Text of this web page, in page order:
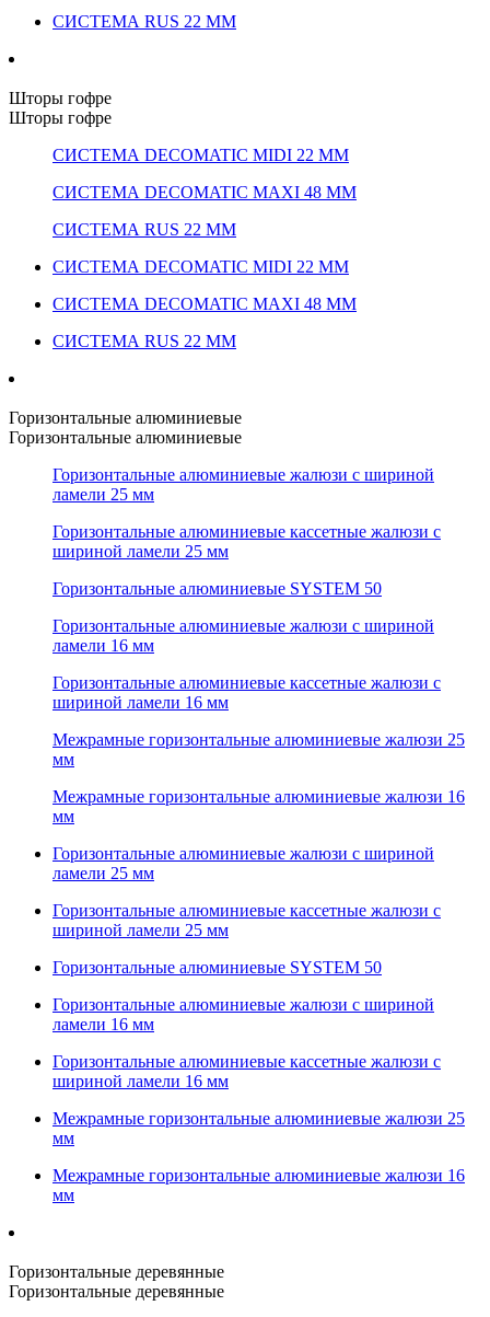
СИСТЕМА RUS 22 ММ
Шторы гофре
Шторы гофре
СИСТЕМА DECOMATIC MIDI 22 ММ
СИСТЕМА DECOMATIC MAXI 48 ММ
СИСТЕМА RUS 22 ММ
СИСТЕМА DECOMATIC MIDI 22 ММ
СИСТЕМА DECOMATIC MAXI 48 ММ
СИСТЕМА RUS 22 ММ
Горизонтальные алюминиевые
Горизонтальные алюминиевые
Горизонтальные алюминиевые жалюзи с шириной
ламели 25 мм
Горизонтальные алюминиевые кассетные жалюзи с
шириной ламели 25 мм
Горизонтальные алюминиевые SYSTEM 50
Горизонтальные алюминиевые жалюзи с шириной
ламели 16 мм
Горизонтальные алюминиевые кассетные жалюзи с
шириной ламели 16 мм
Межрамные горизонтальные алюминиевые жалюзи 25
мм
Межрамные горизонтальные алюминиевые жалюзи 16
мм
Горизонтальные алюминиевые жалюзи с шириной
ламели 25 мм
Горизонтальные алюминиевые кассетные жалюзи с
шириной ламели 25 мм
Горизонтальные алюминиевые SYSTEM 50
Горизонтальные алюминиевые жалюзи с шириной
ламели 16 мм
Горизонтальные алюминиевые кассетные жалюзи с
шириной ламели 16 мм
Межрамные горизонтальные алюминиевые жалюзи 25
мм
Межрамные горизонтальные алюминиевые жалюзи 16
мм
Горизонтальные деревянные
Горизонтальные деревянные